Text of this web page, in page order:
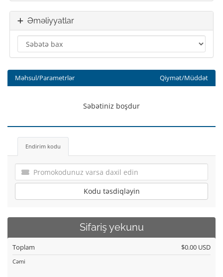
Əməliyyatlar
Məhsul/Parametrlər Qiymət/Müddət
Səbətiniz boşdur
Endirim kodu
Kodu təsdiqləyin
Sifariş yekunu
Toplam $0.00 USD
Cəmi